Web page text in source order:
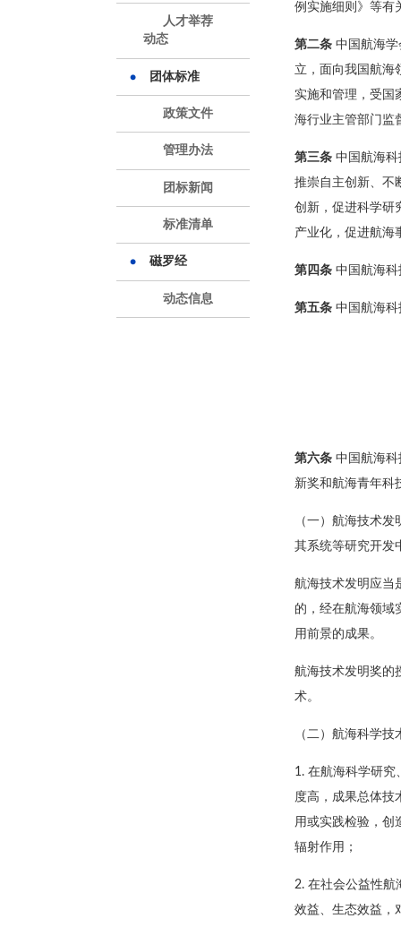
人才举荐
动态
团体标准
政策文件
管理办法
团标新闻
标准清单
磁罗经
动态信息
例实施细则》等有
第二条中国航海学
立，面向我国航海
实施和管理，受国
海行业主管部门监
第三条中国航海科
推崇自主创新、不
创新，促进科学研
产业化，促进航海
第四条中国航海科
第五条中国航海科
第六条中国航海科
新奖和航海青年科
（一）航海技术
其系统等研究开发
航海技术发明应当
的，经在航海领域
用前景的成果。
航海技术发明奖的
术。
（二）航海科学
1. 在航海科学研究
度高，成果总体技
用或实践检验，创
辐射作用；
2. 在社会公益性航
效益、生态效益，